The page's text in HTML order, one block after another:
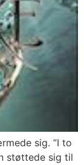
sig. ”I to
støttede sig til